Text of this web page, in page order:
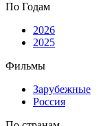
По Годам
2026
2025
Фильмы
Зарубежные
Россия